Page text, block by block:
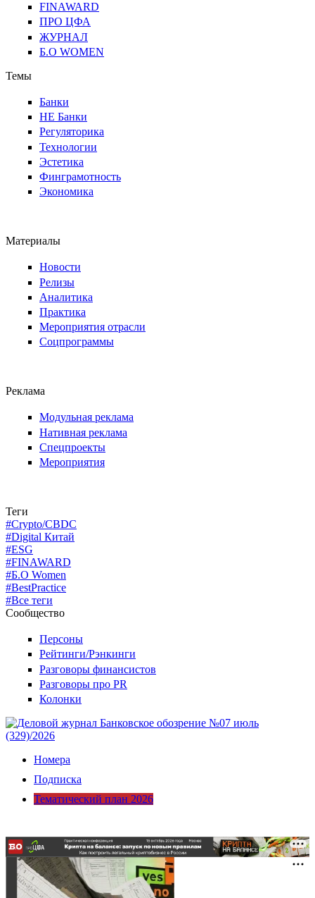
FINAWARD
ПРО ЦФА
ЖУРНАЛ
Б.О WOMEN
Темы
Банки
НЕ Банки
Регуляторика
Технологии
Эстетика
Финграмотность
Экономика
Материалы
Новости
Релизы
Аналитика
Практика
Мероприятия отрасли
Соцпрограммы
Реклама
Модульная реклама
Нативная реклама
Спецпроекты
Мероприятия
Теги
#Crypto/CBDC
#Digital Китай
#ESG
#FINAWARD
#Б.О Women
#BestPractice
#Все теги
Сообщество
Персоны
Рейтинги/Рэнкинги
Разговоры финансистов
Разговоры про PR
Колонки
Номера
Подписка
Тематический план 2026